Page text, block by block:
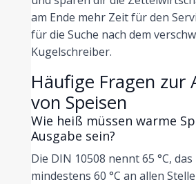
am Ende mehr Zeit für den
für die Suche nach dem
Kugelschreiber.
Häufige Fragen zur
von Speisen
Wie heiß müssen warme
Ausgabe sein?
Die DIN 10508 nennt 65 °C,
mindestens 60 °C an allen